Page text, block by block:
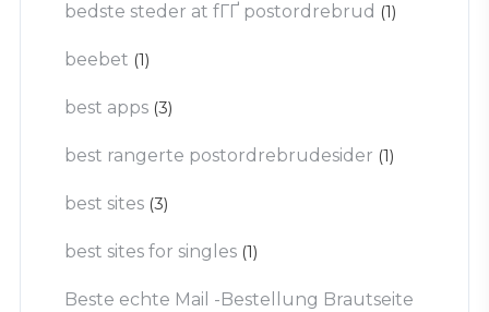
bedste steder at fГҐ postordrebrud (1)
beebet (1)
best apps (3)
best rangerte postordrebrudesider (1)
best sites (3)
best sites for singles (1)
Beste echte Mail -Bestellung Brautseite